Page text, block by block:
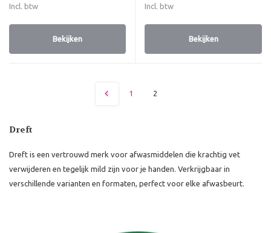
Incl. btw
Bekijken
Incl. btw
Bekijken
1 2
Dreft
Dreft is een vertrouwd merk voor afwasmiddelen die krachtig vet
verwijderen en tegelijk mild zijn voor je handen. Verkrijgbaar in
verschillende varianten en formaten, perfect voor elke afwasbeurt.